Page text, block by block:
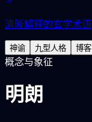
清晰解释的玄学术语
神谕 九型人格 博客
概念与象征
明朗